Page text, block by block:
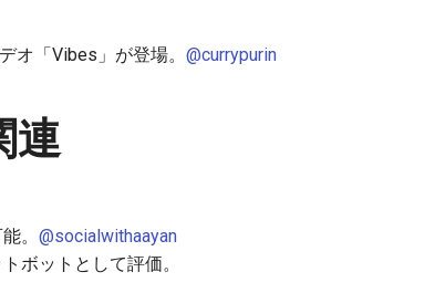
オ「Vibes」が登場。 @currypurin
連
。 @socialwithaayan
ボットとして評価。